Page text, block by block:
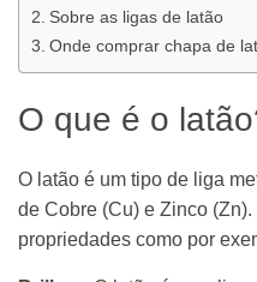
Sobre as ligas de latão
Onde comprar chapa de
O que é o
O latão é um tipo de liga
de Cobre (Cu) e Zinco
propriedades como por